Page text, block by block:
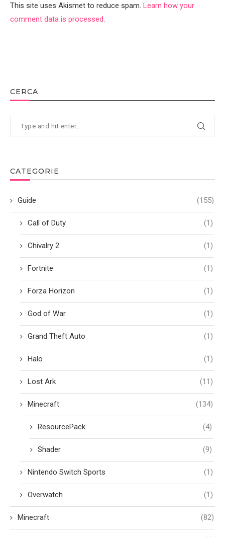
This site uses Akismet to reduce spam. Learn how your
comment data is processed
CERCA
CATEGORIE
Guide (155)
Call of Duty (1)
Chivalry 2 (1)
Fortnite (1)
Forza Horizon (1)
God of War (1)
Grand Theft Auto (1)
Halo (1)
Lost Ark (11)
Minecraft (134)
ResourcePack (4)
Shader (9)
Nintendo Switch Sports (1)
Overwatch (1)
Minecraft (82)